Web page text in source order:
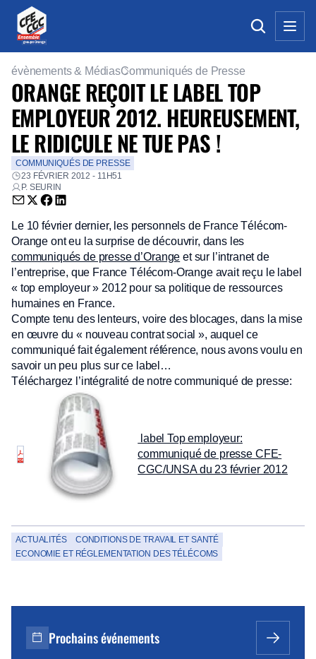
évènements & MédiasCommuniqués de Presse
ORANGE REÇOIT LE LABEL TOP
EMPLOYEUR 2012. HEUREUSEMENT,
LE RIDICULE NE TUE PAS !
COMMUNIQUÉS DE PRESSE
23 FÉVRIER 2012 - 11H51
P. SEURIN
Envoyer par email (nouvelle fenêtre)
Partager sur Twitter (nouvelle fenêtre)
Partager sur Facebook (nouvelle fenêtre)
Partager sur LinkedIn (nouvelle fenêtre)
Le 10 février dernier, les personnels de France Télécom-
Orange ont eu la surprise de découvrir, dans les
communiqués de presse d’Orange et sur l’intranet de
l’entreprise, que France Télécom-Orange avait reçu le label
« top employeur » 2012 pour sa politique de ressources
humaines en France.
Compte tenu des lenteurs, voire des blocages, dans la mise
en œuvre du « nouveau contrat social », auquel ce
communiqué fait également référence, nous avons voulu en
savoir un peu plus sur ce label…
Téléchargez l’intégralité de notre communiqué de presse:
label Top employeur:
communiqué de presse CFE-
CGC/UNSA du 23 février 2012
ACTUALITÉS
CONDITIONS DE TRAVAIL ET SANTÉ
ECONOMIE ET RÉGLEMENTATION DES TÉLÉCOMS
Prochains événements